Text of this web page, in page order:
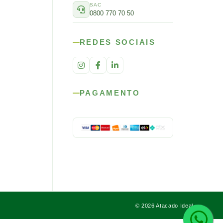
SAC
0800 770 70 50
REDES SOCIAIS
PAGAMENTO
© 2026 Atacado Ideal